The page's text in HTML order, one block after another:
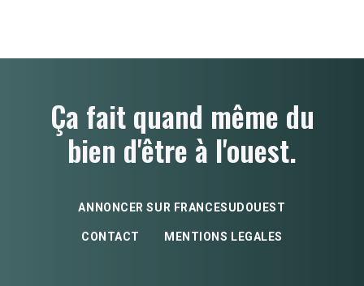
Ça fait quand même du
bien d'être à l'ouest.
ANNONCER SUR FRANCESUDOUEST
CONTACT MENTIONS LEGALES